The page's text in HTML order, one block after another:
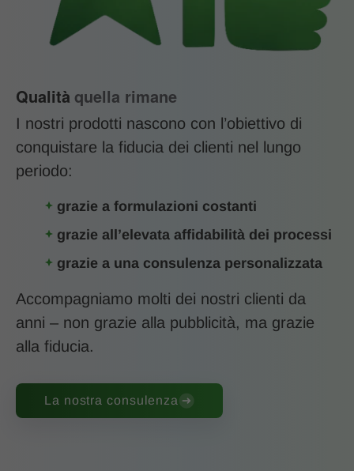
Qualità quella rimane
I nostri prodotti nascono con l’obiettivo di
conquistare la fiducia dei clienti nel lungo
periodo:
grazie a formulazioni costanti
grazie all’elevata affidabilità dei processi
grazie a una consulenza personalizzata
Accompagniamo molti dei nostri clienti da
anni – non grazie alla pubblicità, ma grazie
alla fiducia.
La nostra consulenza